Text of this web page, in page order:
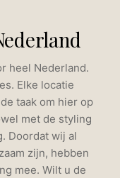
heel Nederland.
Elke locatie
taak om hier op
met de styling
Doordat wij al
zijn, hebben
mee. Wilt u de